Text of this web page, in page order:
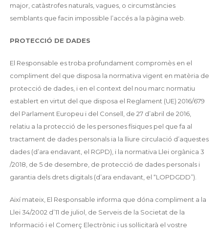
major, catàstrofes naturals, vagues, o circumstàncies
semblants que facin impossible l’accés a la pàgina web.
PROTECCIÓ DE DADES
El Responsable es troba profundament compromès en el
compliment del que disposa la normativa vigent en matèria de
protecció de dades, i en el context del nou marc normatiu
establert en virtut del que disposa el Reglament (UE) 2016/679
del Parlament Europeu i del Consell, de 27 d’abril de 2016,
relatiu a la protecció de les persones físiques pel que fa al
tractament de dades personals ia la lliure circulació d’aquestes
dades (d’ara endavant, el RGPD), i la normativa Llei orgànica 3
/2018, de 5 de desembre, de protecció de dades personals i
garantia dels drets digitals (d’ara endavant, el “LOPDGDD”).
Així mateix, El Responsable informa que dóna compliment a la
Llei 34/2002 d’11 de juliol, de Serveis de la Societat de la
Informació i el Comerç Electrònic i us sol·licitarà el vostre